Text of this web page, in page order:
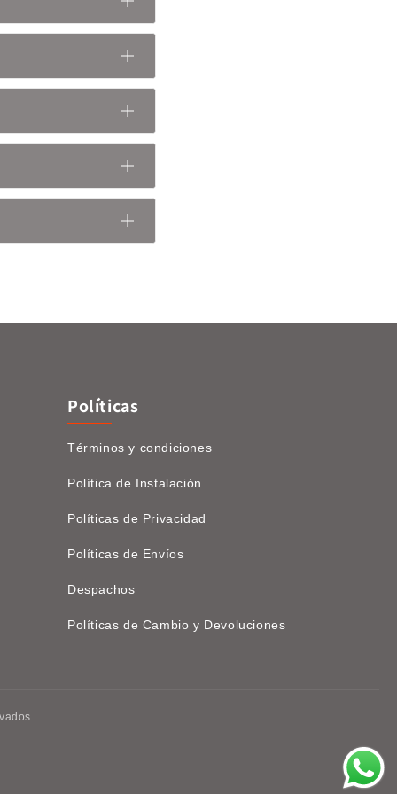
Políticas
Términos y condiciones
Política de Instalación
Políticas de Privacidad
Políticas de Envíos
Despachos
Políticas de Cambio y Devoluciones